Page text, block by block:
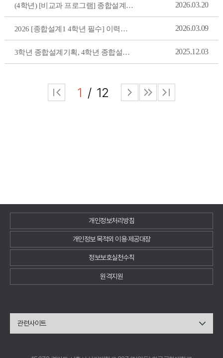
(4학년) [비교과 프로그램] 종합설계 전공영어 PT 오리엔테이션 필참 안내 2026.03.20
2026 [종합설계1 4학년 필수] 이력서,자소서 제출 과제 2026.03.09
3학년 종합설계기획, 4학년 종합설계2 계획서 입력(~12.12까지) 2025.12.03
1 12
개인정보처리방침
개인정보 목적외 이용·제공대장
정보보호실천수칙
원격지원
관련사이트